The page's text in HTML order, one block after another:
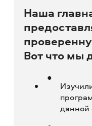
Наша
Вот что мы
данной